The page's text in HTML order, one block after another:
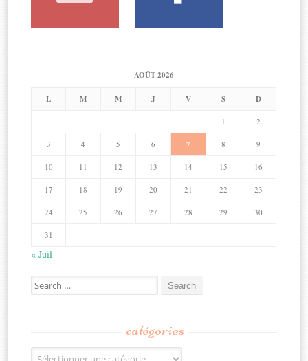
AOÛT 2026
L M M J V S D
1 2
3 4 5 6 7 8 9
10 11 12 13 14 15 16
17 18 19 20 21 22 23
24 25 26 27 28 29 30
31
« Juil
Search
for:
catégories
Catégories